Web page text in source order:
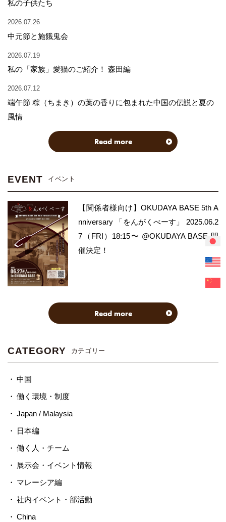
私の子供たち
2026.07.26
中元節と施餓鬼会
2026.07.19
私の「家族」愛猫のご紹介！ 森田編
2026.07.12
端午節 粽（ちまき）の葉の香りに包まれた中国の伝説と夏の
風情
Read more
EVENT イベント
【関係者様向け】OKUDAYA BASE 5th A
nniversary 「をんがくべーす」 2025.06.2
7（FRI）18:15〜 @OKUDAYA BASE 開
催決定！
Read more
CATEGORY カテゴリー
中国
働く環境・制度
Japan / Malaysia
日本編
働く人・チーム
展示会・イベント情報
マレーシア編
社内イベント・部活動
China